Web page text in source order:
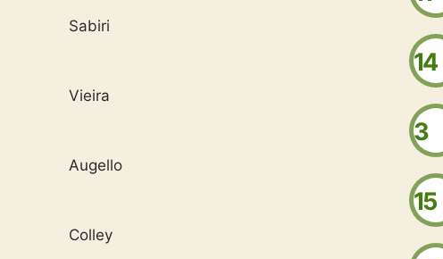
Sabiri
14
Vieira
3
Augello
15
Colley